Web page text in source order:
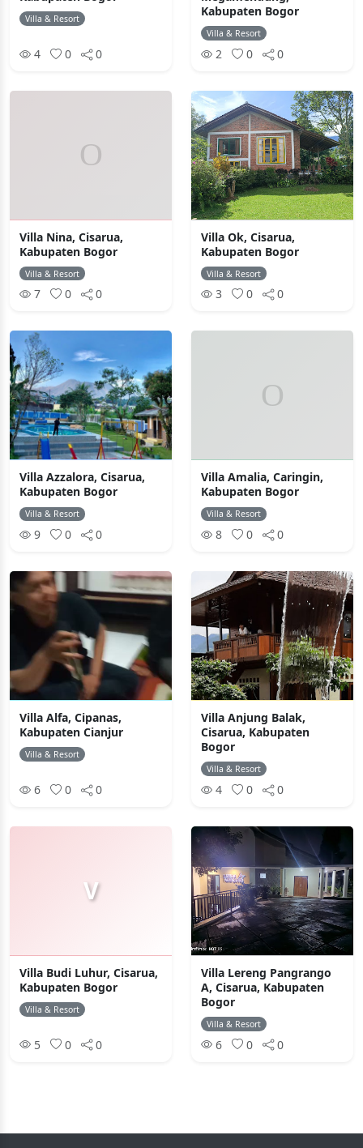
Villa & Resort
4 0 0
Kabupaten Bogor
Villa & Resort
2 0 0
Villa Nina, Cisarua,
Kabupaten Bogor
Villa & Resort
7 0 0
Villa Ok, Cisarua,
Kabupaten Bogor
Villa & Resort
3 0 0
Villa Azzalora, Cisarua,
Kabupaten Bogor
Villa & Resort
9 0 0
Villa Amalia, Caringin,
Kabupaten Bogor
Villa & Resort
8 0 0
Villa Alfa, Cipanas,
Kabupaten Cianjur
Villa & Resort
6 0 0
Villa Anjung Balak,
Cisarua, Kabupaten
Bogor
Villa & Resort
4 0 0
V
Villa Budi Luhur, Cisarua,
Kabupaten Bogor
Villa & Resort
5 0 0
Villa Lereng Pangrango
A, Cisarua, Kabupaten
Bogor
Villa & Resort
6 0 0